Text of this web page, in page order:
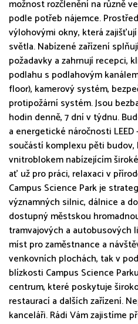
možnost rozčlenění na různě
podle potřeb nájemce.
výlohovými okny, která
světla. Nabízené zařízení
požadavky a zahrnují recepci,
podlahu s podlahovým
floor), kamerový systém,
protipožární systém. Jsou
hodin denně, 7 dní v týdnu.
a energetické náročnosti LEED
součástí komplexu pěti
vnitroblokem nabízejícím
ať už pro práci, relaxaci v
Campus Science Park je
významných silnic, dálnice a
dostupný městskou
tramvajových a autobusových
míst pro zaměstnance a
venkovních plochách, tak v
blízkosti Campus Science
centrum, které poskytuje
restaurací a dalších zařízení.
kanceláři. Rádi Vám zajistíme